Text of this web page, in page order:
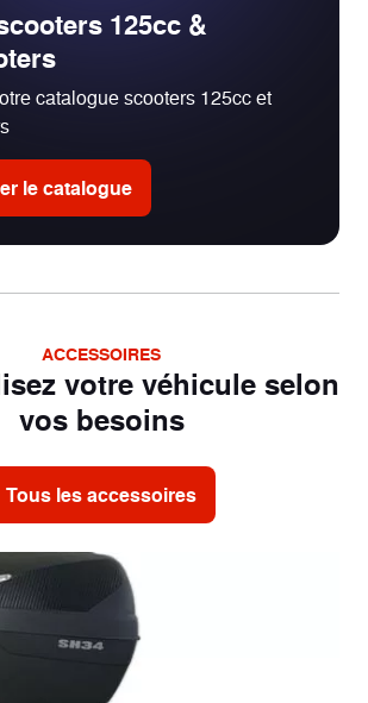
100/80-16
Disque
Disque
133 kg
125cc &
catalogue scooters 125cc et
le catalogue
ACCESSOIRES
votre véhicule selon
vos besoins
Tous les accessoires